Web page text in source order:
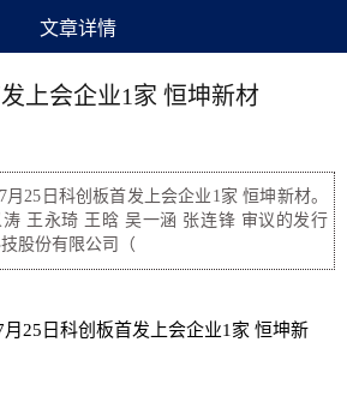
文章详情
上会企业1家 恒坤新材
25日科创板首发上会企业1家 恒坤新材。
王永琦 王晗 吴一涵 张连锋 审议的发行
股份有限公司（
25日科创板首发上会企业1家 恒坤新